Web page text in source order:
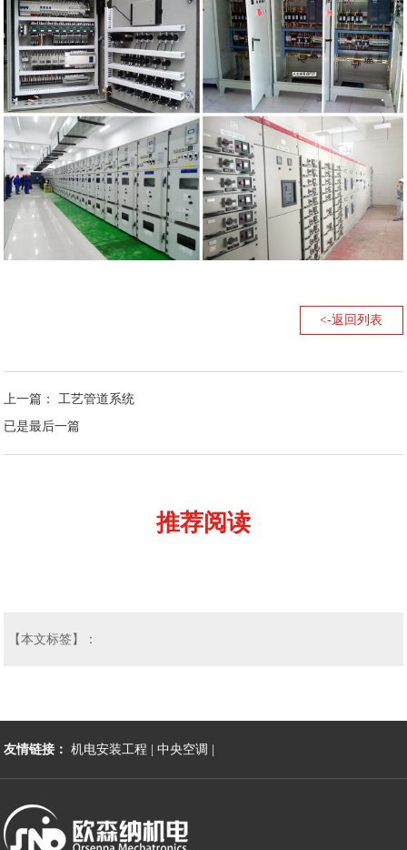
<-返回列表
上一篇： 工艺管道系统
已是最后一篇
推荐阅读
【本文标签】：
友情链接： 机电安装工程 |中央空调